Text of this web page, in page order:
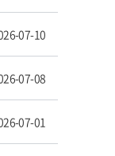
07-10
07-08
07-01